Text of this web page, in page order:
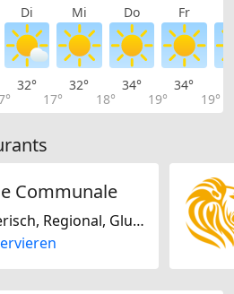
Di Mi Do Fr
32°
17°
32°
18°
34°
19°
34°
19°
Communale
Schweizerisch, Regional, Glutenfrei, Nussfrei, Biogerichte, Laktosefrei